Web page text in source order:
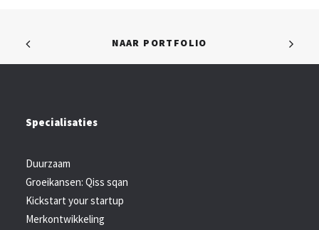
NAAR PORTFOLIO
Specialisaties
Duurzaam
Groeikansen: Qiss sqan
Kickstart your startup
Merkontwikkeling